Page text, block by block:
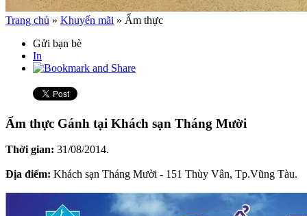
Trang chủ » Khuyến mãi » Ẩm thực
Gửi bạn bè
In
Ẩm thực Gánh tại Khách sạn Tháng Mười
Thời gian: 31/08/2014.
Địa điểm: Khách sạn Tháng Mười - 151 Thùy Vân, Tp.Vũng Tàu.